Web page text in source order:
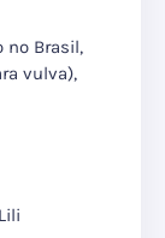
no Brasil,
vulva),